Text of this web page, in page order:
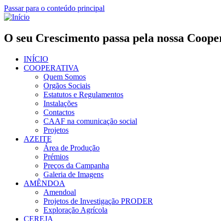
Passar para o conteúdo principal
O seu Crescimento passa pela nossa
INÍCIO
COOPERATIVA
Quem Somos
Orgãos Sociais
Estatutos e Regulamentos
Instalações
Contactos
CAAF na comunicação social
Projetos
AZEITE
Área de Produção
Prémios
Preços da Campanha
Galeria de Imagens
AMÊNDOA
Amendoal
Projetos de Investigação PRODER
Exploração Agrícola
CEREJA